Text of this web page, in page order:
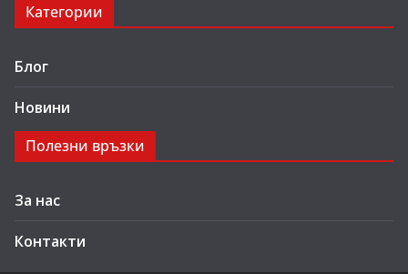
Категории
Блог
Новини
Полезни връзки
За нас
Контакти